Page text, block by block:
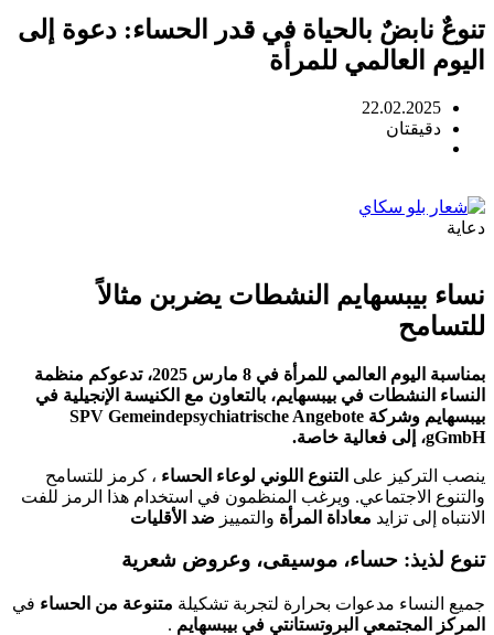
تنوعٌ نابضٌ بالحياة في قدر الحساء: دعوة إلى
اليوم العالمي للمرأة
22.02.2025
دقيقتان
دعاية
نساء بيبسهايم النشطات يضربن مثالاً
للتسامح
بمناسبة اليوم العالمي للمرأة في 8 مارس 2025، تدعوكم منظمة
النساء النشطات في بيبسهايم، بالتعاون مع الكنيسة الإنجيلية في
بيبسهايم وشركة SPV Gemeindepsychiatrische Angebote
gGmbH، إلى فعالية خاصة.
ينصب التركيز على التنوع اللوني لوعاء الحساء ، كرمز للتسامح
والتنوع الاجتماعي. ويرغب المنظمون في استخدام هذا الرمز للفت
الانتباه إلى تزايد معاداة المرأة والتمييز ضد الأقليات
تنوع لذيذ: حساء، موسيقى، وعروض شعرية
جميع النساء مدعوات بحرارة لتجربة تشكيلة متنوعة من الحساء في
المركز المجتمعي البروتستانتي في بيبسهايم .